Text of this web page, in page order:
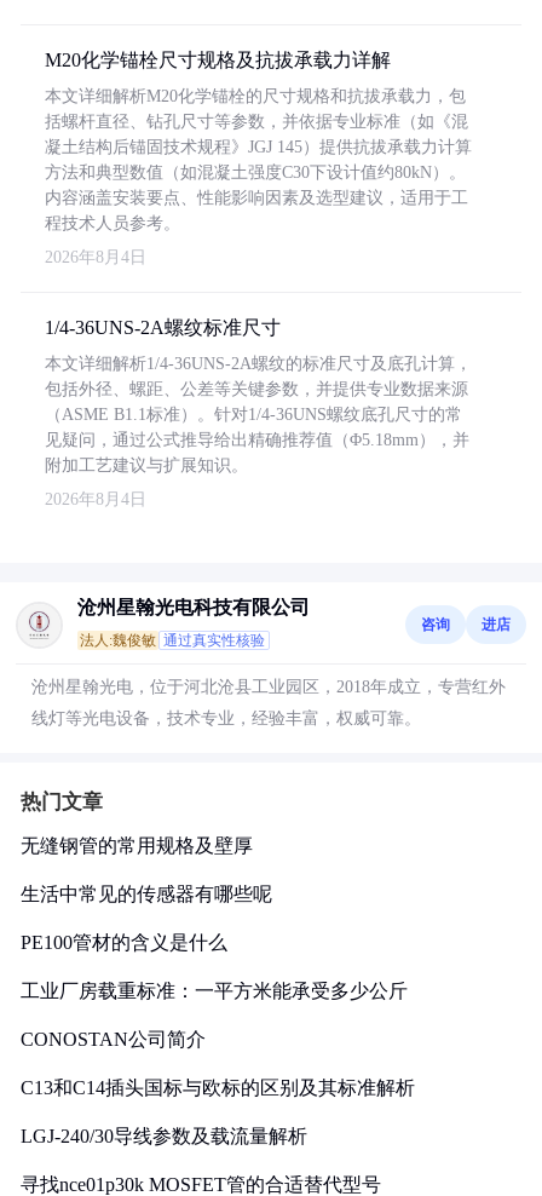
M20化学锚栓尺寸规格及抗拔承载力详解
本文详细解析M20化学锚栓的尺寸规格和抗拔承载力，包
括螺杆直径、钻孔尺寸等参数，并依据专业标准（如《混
凝土结构后锚固技术规程》JGJ 145）提供抗拔承载力计算
方法和典型数值（如混凝土强度C30下设计值约80kN）。
内容涵盖安装要点、性能影响因素及选型建议，适用于工
程技术人员参考。
2026年8月4日
1/4-36UNS-2A螺纹标准尺寸
本文详细解析1/4-36UNS-2A螺纹的标准尺寸及底孔计算，
包括外径、螺距、公差等关键参数，并提供专业数据来源
（ASME B1.1标准）。针对1/4-36UNS螺纹底孔尺寸的常
见疑问，通过公式推导给出精确推荐值（Φ5.18mm），并
附加工艺建议与扩展知识。
2026年8月4日
沧州星翰光电科技有限公司
法人:魏俊敏 通过真实性核验
咨询 进店
沧州星翰光电，位于河北沧县工业园区，2018年成立，专营红外
线灯等光电设备，技术专业，经验丰富，权威可靠。
热门文章
无缝钢管的常用规格及壁厚
生活中常见的传感器有哪些呢
PE100管材的含义是什么
工业厂房载重标准：一平方米能承受多少公斤
CONOSTAN公司简介
C13和C14插头国标与欧标的区别及其标准解析
LGJ-240/30导线参数及载流量解析
寻找nce01p30k MOSFET管的合适替代型号